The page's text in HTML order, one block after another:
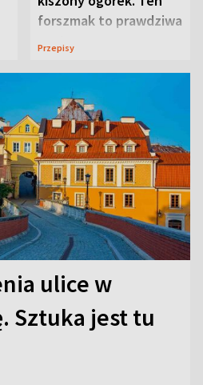
forszmak to prawdziwa
uczta
Przepisy
ulice w
Sztuka jest tu